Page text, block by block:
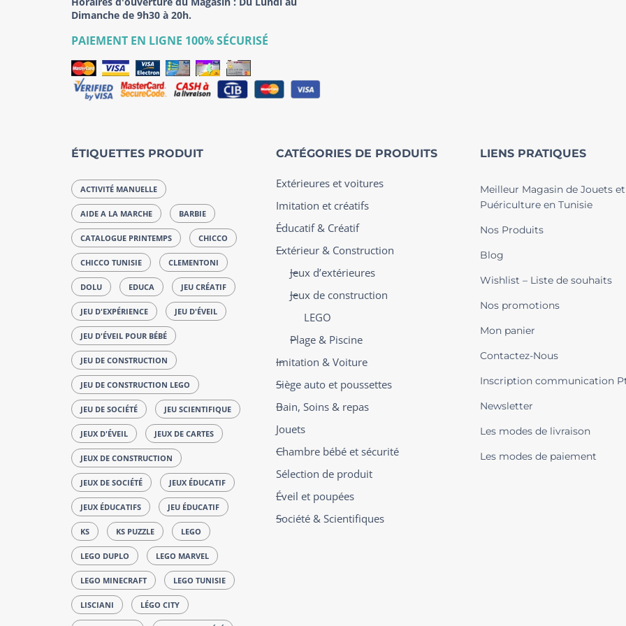
Dimanche de 9h30 à 20h.
PAIEMENT EN LIGNE 100% SÉCURISÉ
ÉTIQUETTES PRODUIT
ACTIVITÉ MANUELLE
AIDE A LA MARCHE BARBIE
CATALOGUE PRINTEMPS CHICCO
CHICCO TUNISIE CLEMENTONI
DOLU EDUCA JEU CRÉATIF
JEU D'EXPÉRIENCE JEU D'ÉVEIL
JEU D'ÉVEIL POUR BÉBÉ
JEU DE CONSTRUCTION
JEU DE CONSTRUCTION LEGO
JEU DE SOCIÉTÉ JEU SCIENTIFIQUE
JEUX D'ÉVEIL JEUX DE CARTES
JEUX DE CONSTRUCTION
JEUX DE SOCIÉTÉ JEUX ÉDUCATIF
JEUX ÉDUCATIFS JEU ÉDUCATIF
KS KS PUZZLE LEGO
LEGO DUPLO LEGO MARVEL
LEGO MINECRAFT LEGO TUNISIE
LISCIANI LÉGO CITY
CATÉGORIES DE PRODUITS
Extérieures et voitures
Imitation et créatifs
Éducatif & Créatif
Extérieur & Construction
Jeux d’extérieures
Jeux de construction
LEGO
Plage & Piscine
Imitation & Voiture
Siège auto et poussettes
Bain, Soins & repas
Jouets
Chambre bébé et sécurité
Sélection de produit
Éveil et poupées
Société & Scientifiques
LIENS PRATIQUES
Meilleur Magasin de Jouets et
Puériculture en Tunisie
Nos Produits
Blog
Wishlist – Liste de souhaits
Nos promotions
Mon panier
Contactez-Nous
Inscription communication
Newsletter
Les modes de livraison
Les modes de paiement